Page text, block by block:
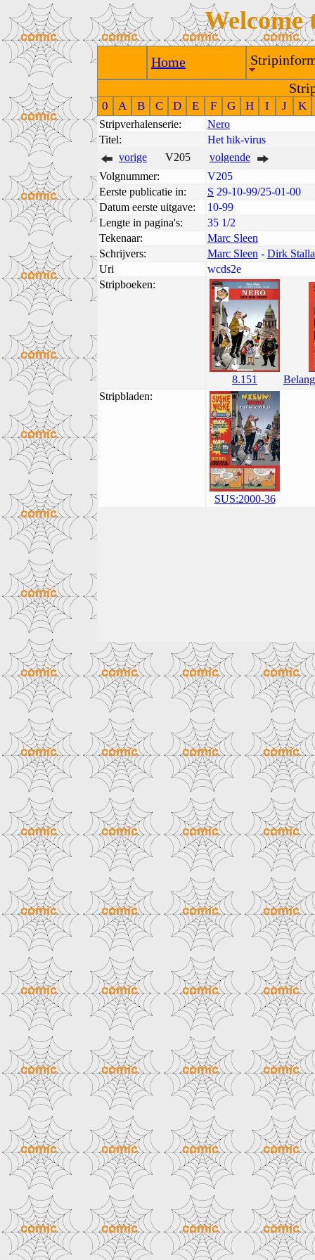
Welcome
Home
0 A B C D E F G H I J K
Stripverhalenserie:
Nero
Titel:
Het hik-virus
vorige
V205
volgende
Volgnummer:
V205
Eerste publicatie in:
S 29-10-99/25-01-00
Datum eerste uitgave:
10-99
Lengte in pagina's:
35 1/2
Tekenaar:
Marc Sleen
Schrijvers:
Marc Sleen - Dirk
Uri
wcds2e
Stripboeken:
8.151
Stripbladen:
SUS:2000-36